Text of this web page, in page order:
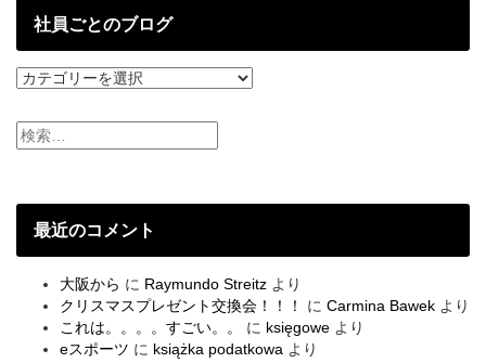
社員ごとのブログ
社
ご
と
ロ
最近のコメント
大阪から に Raymundo Streitz より
クリスマスプレゼント交換会！！！
に Carmina Bawek より
これは。。。。すごい。。
に księgowe より
eスポーツ に książka podatkowa より